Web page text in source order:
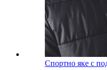
Спортно яке с